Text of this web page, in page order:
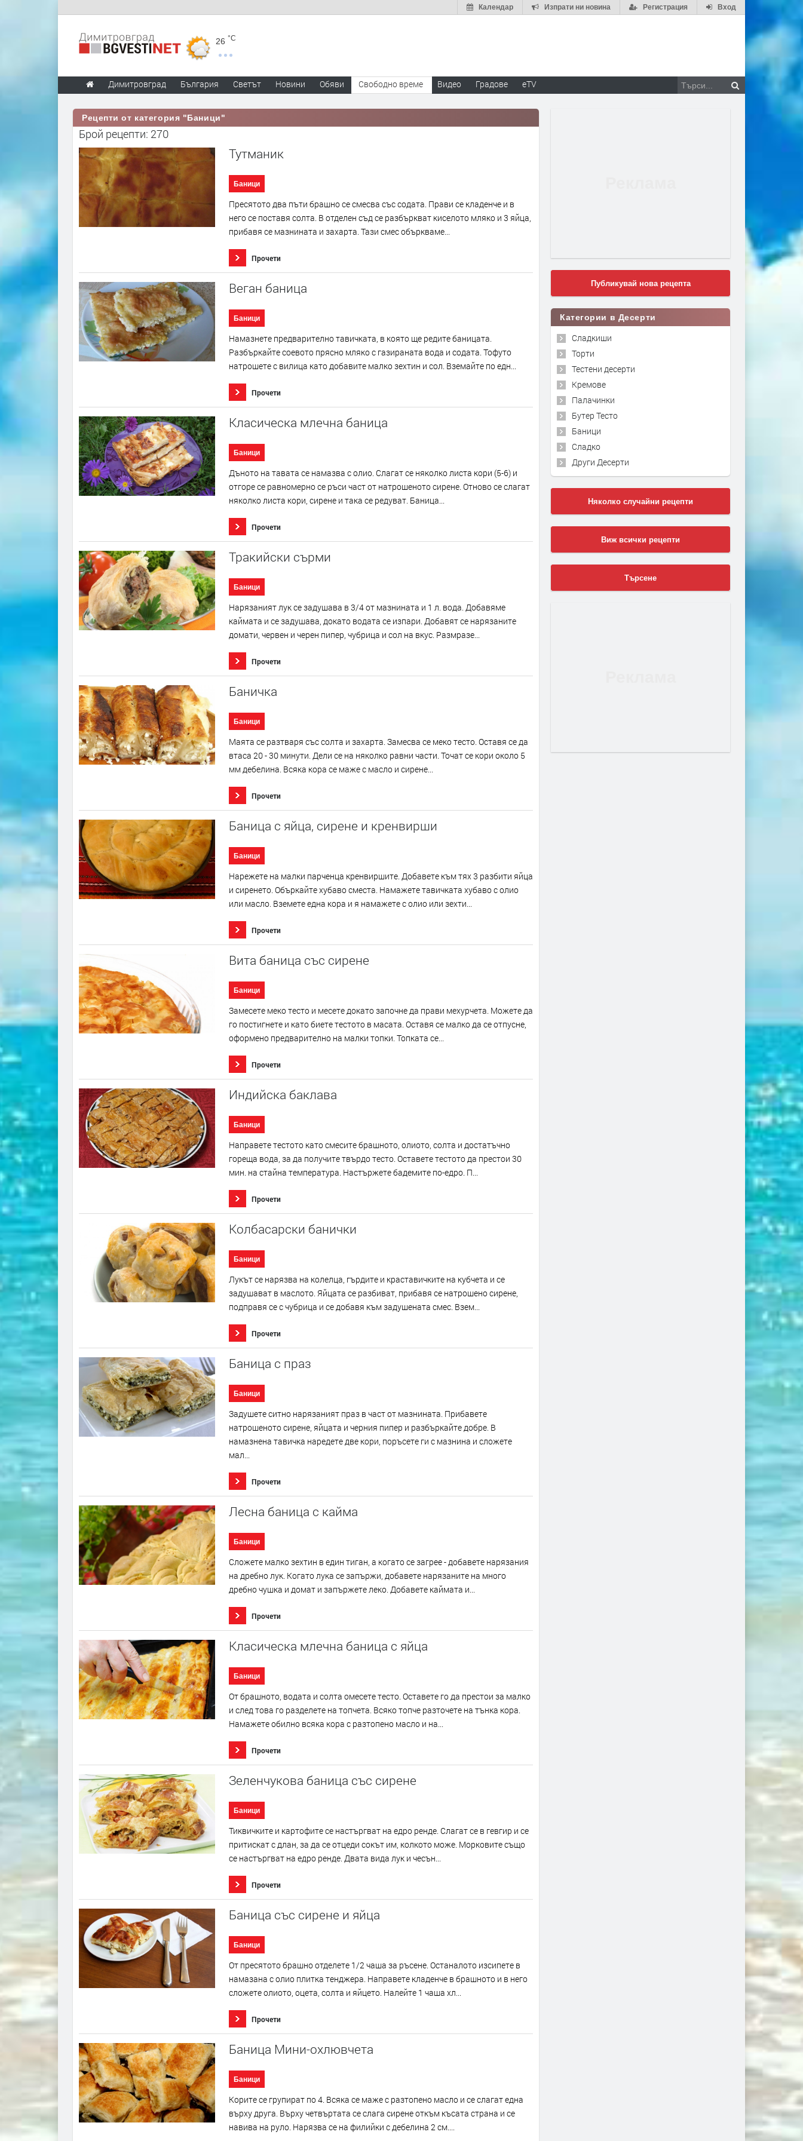
Вход
Регистрация
Изпрати ни новина
Календар
26 °C
Димитровград България Светът Новини Обяви Свободно време Видео Градове eTV
Рецепти от категория "Баници"
Брой рецепти: 270
Тутманик
Баници
Пресятото два пъти брашно се смесва със содата. Прави се кладенче и в
него се поставя солта. В отделен съд се разбъркват киселото мляко и 3 яйца,
прибавя се мазнината и захарта. Тази смес объркваме...
Прочети
Веган баница
Баници
Намазнете предварително тавичката, в която ще редите баницата.
Разбъркайте соевото прясно мляко с газираната вода и содата. Тофуто
натрошете с вилица като добавите малко зехтин и сол. Вземайте по едн...
Прочети
Класическа млечна баница
Баници
Дъното на тавата се намазва с олио. Слагат се няколко листа кори (5-6) и
отгоре се равномерно се ръси част от натрошеното сирене. Отново се слагат
няколко листа кори, сирене и така се редуват. Баница...
Прочети
Тракийски сърми
Баници
Нарязаният лук се задушава в 3/4 от мазнината и 1 л. вода. Добавяме
каймата и се задушава, докато водата се изпари. Добавят се нарязаните
домати, червен и черен пипер, чубрица и сол на вкус. Размразе...
Прочети
Баничка
Баници
Маята се разтваря със солта и захарта. Замесва се меко тесто. Оставя се да
втаса 20 - 30 минути. Дели се на няколко равни части. Точат се кори около 5
мм дебелина. Всяка кора се маже с масло и сирене...
Прочети
Баница с яйца, сирене и кренвирши
Баници
Нарежете на малки парченца кренвиршите. Добавете към тях 3 разбити яйца
и сиренето. Объркайте хубаво сместа. Намажете тавичката хубаво с олио
или масло. Вземете една кора и я намажете с олио или зехти...
Прочети
Вита баница със сирене
Баници
Замесете меко тесто и месете докато започне да прави мехурчета. Можете да
го постигнете и като биете тестото в масата. Оставя се малко да се отпусне,
оформено предварително на малки топки. Топката се...
Прочети
Индийска баклава
Баници
Направете тестото като смесите брашното, олиото, солта и достатъчно
гореща вода, за да получите твърдо тесто. Оставете тестото да престои 30
мин. на стайна температура. Настържете бадемите по-едро. П...
Прочети
Колбасарски банички
Баници
Лукът се нарязва на колелца, гърдите и краставичките на кубчета и се
задушават в маслото. Яйцата се разбиват, прибавя се натрошено сирене,
подправя се с чубрица и се добавя към задушената смес. Взем...
Прочети
Баница с праз
Баници
Задушете ситно нарязаният праз в част от мазнината. Прибавете
натрошеното сирене, яйцата и черния пипер и разбъркайте добре. В
намазнена тавичка наредете две кори, поръсете ги с мазнина и сложете
мал...
Прочети
Лесна баница с кайма
Баници
Сложете малко зехтин в един тиган, а когато се загрее - добавете нарязания
на дребно лук. Когато лука се запържи, добавете нарязаните на много
дребно чушка и домат и запържете леко. Добавете каймата и...
Прочети
Класическа млечна баница с яйца
Баници
От брашното, водата и солта омесете тесто. Оставете го да престои за малко
и след това го разделете на топчета. Всяко топче разточете на тънка кора.
Намажете обилно всяка кора с разтопено масло и на...
Прочети
Зеленчукова баница със сирене
Баници
Тиквичките и картофите се настъргват на едро ренде. Слагат се в гевгир и се
притискат с длан, за да се отцеди сокът им, колкото може. Морковите също
се настъргват на едро ренде. Двата вида лук и чесън...
Прочети
Баница със сирене и яйца
Баници
От пресятото брашно отделете 1/2 чаша за ръсене. Останалото изсипете в
намазана с олио плитка тенджера. Направете кладенче в брашното и в него
сложете олиото, оцета, солта и яйцето. Налейте 1 чаша хл...
Прочети
Баница Мини-охлювчета
Баници
Корите се групират по 4. Всяка се маже с разтопено масло и се слагат една
върху друга. Върху четвъртата се слага сирене откъм късата страна и се
навива на руло. Нарязва се на филийки с дебелина 2 см....
Публикувай нова рецепта
Категории в Десерти
Сладкиши
Торти
Тестени десерти
Кремове
Палачинки
Бутер Тесто
Баници
Сладко
Други Десерти
Няколко случайни рецепти
Виж всички рецепти
Търсене